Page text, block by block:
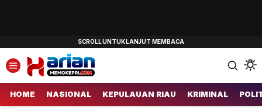
HOME NASIONAL KEPULAUAN RIAU KRIMINAL